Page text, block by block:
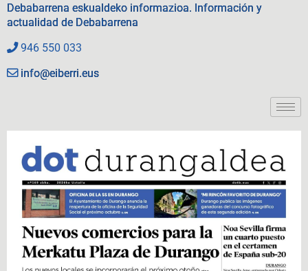
Debabarrena eskualdeko informazioa. Información y
actualidad de Debabarrena
946 550 033
info@eiberri.eus